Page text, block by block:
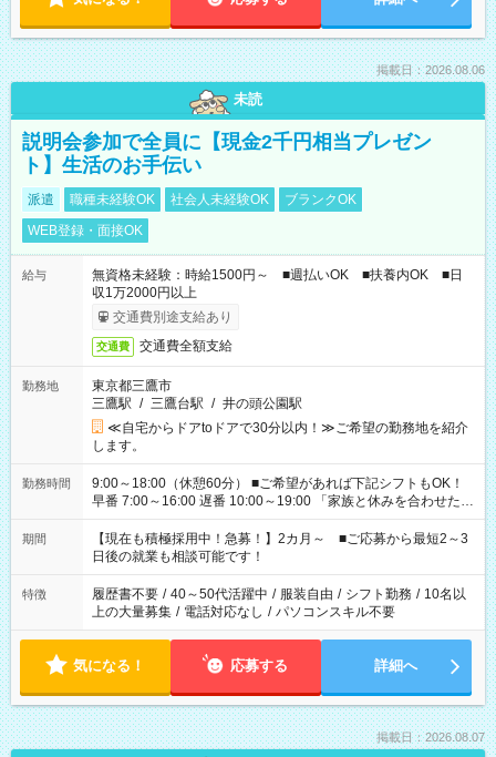
掲載日：2026.08.06
未読
説明会参加で全員に【現金2千円相当プレゼン
ト】生活のお手伝い
派遣 職種未経験OK 社会人未経験OK
ブランクOK
WEB登録・面接OK
給与
無資格未経験：時給1500円～ ■週払いOK ■扶養内OK ■日
収1万2000円以上
交通費別途支給あり
交通費 交通費全額支給
勤務地
東京都三鷹市
三鷹駅 / 三鷹台駅 / 井の頭公園駅
≪自宅からドアtoドアで30分以内！≫ご希望の勤務地を紹介
します。
勤務時間
9:00～18:00（休憩60分） ■ご希望があれば下記シフトもOK！
早番 7:00～16:00 遅番 10:00～19:00 「家族と休みを合わせた
い」 「余裕を持って夕飯の準備がしたい」 「できれば残業はし
たくない」 など、ご希望を教えてくださいね。 ※Wワーク希望
の方へ 今ご覧のお仕事で希望する勤務時間と、もう1つのお仕事
の勤務時間。 合計で週40時間を超える場合は応募できません。
期間
【現在も積極採用中！急募！】2カ月～ ■ご応募から最短2～3
日後の就業も相談可能です！
特徴 履歴書不要 / 40～50代活躍中 / 服装自由 / シフト勤務 / 10名以
上の大量募集 / 電話対応なし / パソコンスキル不要
気になる！ 応募する 詳細へ
掲載日：2026.08.07